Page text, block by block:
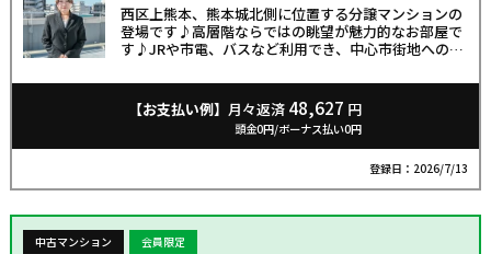
西区上熊本、熊本城北側に位置する分譲マンションの
登場です♪高層階ならではの眺望が魅力的なお部屋で
す♪JRや市電、バスなど利用でき、中心市街地へのア
で、落ち着いた住環境が魅力◎周辺にはスーパーやコ
ンビニ、飲食店など生活施設も揃っており、日常の買
い物にも困りません！室内はリフォーム歴あり！お探
しの方には嬉しいペット飼育可です！ ぜひ一度ご内
覧ください（^^♪お問い合わせお待ちしております！
【お支払い例】月々返済 48,627 円
頭金0円/ボーナス払い0円
登録日：2026/7/13
中古マンション 会員限定